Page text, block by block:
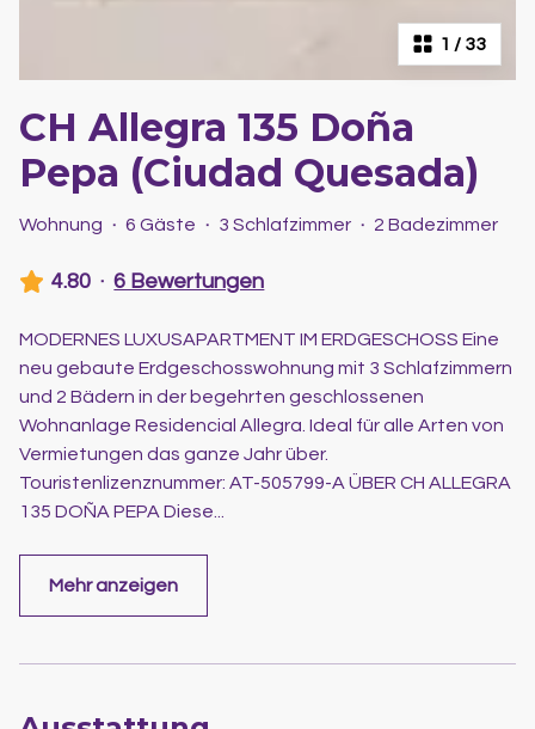
1 / 33
CH Allegra 135 Doña
Pepa (Ciudad Quesada)
Wohnung · 6 Gäste · 3 Schlafzimmer · 2 Badezimmer
4.80 · 6 Bewertungen
MODERNES LUXUSAPARTMENT IM ERDGESCHOSS Eine
neu gebaute Erdgeschosswohnung mit 3 Schlafzimmern
und 2 Bädern in der begehrten geschlossenen
Wohnanlage Residencial Allegra. Ideal für alle Arten von
Vermietungen das ganze Jahr über.
Touristenlizenznummer: AT-505799-A ÜBER CH ALLEGRA
135 DOÑA PEPA Diese
Mehr anzeigen